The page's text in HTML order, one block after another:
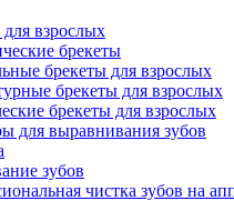
взрослых
брекеты
брекеты для взрослых
брекеты для взрослых
брекеты для взрослых
для выравнивания зубов
зубов
чистка зубов на